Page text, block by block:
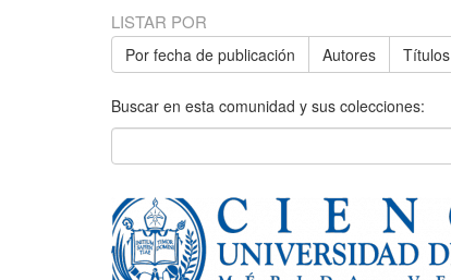
LISTAR POR
Por fecha de publicación Autores Títulos
Buscar en esta comunidad y sus colecciones: